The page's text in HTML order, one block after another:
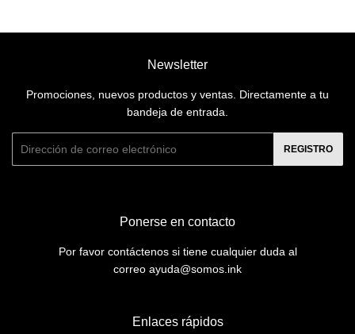
Newsletter
Promociones, nuevos productos y ventas. Directamente a tu
bandeja de entrada.
REGISTRO
Ponerse en contacto
Por favor contáctenos si tiene cualquier duda al
correo ayuda@somos.ink
Enlaces rápidos